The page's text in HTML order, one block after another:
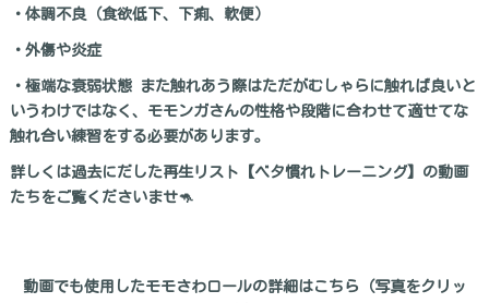
・体調不良（食欲低下、下痢、軟便）
・外傷や炎症
・極端な衰弱状態 また触れあう際はただがむしゃらに触れば良いと
いうわけではなく、モモンガさんの性格や段階に合わせて適せてな
触れ合い練習をする必要があります。
詳しくは過去にだした再生リスト【ベタ慣れトレーニング】の動画
たちをご覧くださいませ🦘
動画でも使用したモモさわロールの詳細はこちら（写真をクリッ